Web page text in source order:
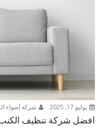
يوليو 17, 2025 شركة أضواء
افضل شركة تنظيف الكنب